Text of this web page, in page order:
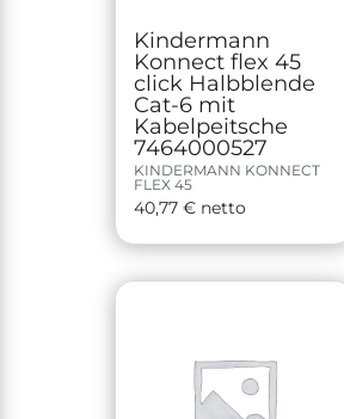
Kindermann
Konnect flex 45
click Halbblende
Cat-6 mit
Kabelpeitsche
7464000527
KINDERMANN KONNECT
FLEX 45
40,77 € netto